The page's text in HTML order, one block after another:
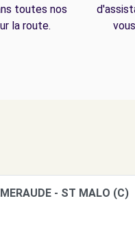
toutes nos
la route.
- ST MALO (C)